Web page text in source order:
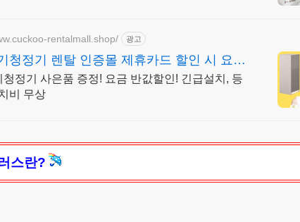
rentalmall.shop/ 광고
청정기 렌탈 인증몰 제휴카드 할인 시 요금
청정기 사은품 증정! 요금 반값할인! 긴급설치, 등
비 무상
스란?